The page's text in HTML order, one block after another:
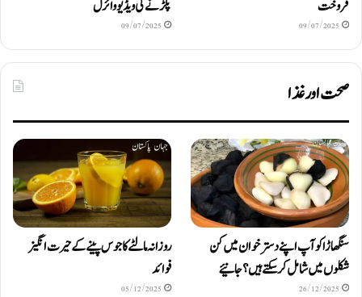
فروخت
09/07/2025
پکڑنے کی ویڈیو وائرل
09/07/2025
صحت اور غذا
سنگھاڑا کو آپ اپنے دستر خوان میں کن
شکلوں میں شامل کرسکتے ہیں ؟ جانیئے
26/12/2025
روزانہ مالٹے کا جوس پینے کے حیرت انگیز
فوائد
05/12/2025